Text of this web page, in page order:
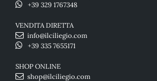
+39 329 1767348
VENDITA DIRETTA
info@ilciliegio.com
+39 335 7655171
SHOP ONLINE
shop@ilciliegio.com